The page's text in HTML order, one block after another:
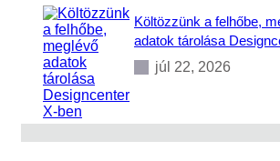
Költözzünk a felhőbe,
adatok tárolása
júl 22, 2026